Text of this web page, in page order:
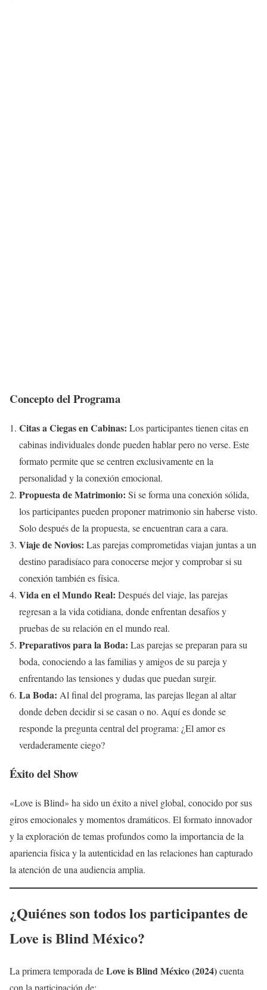
Concepto del Programa
Citas a Ciegas en Cabinas: Los participantes tienen citas en
cabinas individuales donde pueden hablar pero no verse. Este
formato permite que se centren exclusivamente en la
personalidad y la conexión emocional.
Propuesta de Matrimonio: Si se forma una conexión sólida,
los participantes pueden proponer matrimonio sin haberse visto.
Solo después de la propuesta, se encuentran cara a cara.
Viaje de Novios: Las parejas comprometidas viajan juntas a un
destino paradisíaco para conocerse mejor y comprobar si su
conexión también es física.
Vida en el Mundo Real: Después del viaje, las parejas
regresan a la vida cotidiana, donde enfrentan desafíos y
pruebas de su relación en el mundo real.
Preparativos para la Boda: Las parejas se preparan para su
boda, conociendo a las familias y amigos de su pareja y
enfrentando las tensiones y dudas que puedan surgir.
La Boda: Al final del programa, las parejas llegan al altar
donde deben decidir si se casan o no. Aquí es donde se
responde la pregunta central del programa: ¿El amor es
verdaderamente ciego?
Éxito del Show
«Love is Blind» ha sido un éxito a nivel global, conocido por sus
giros emocionales y momentos dramáticos. El formato innovador
y la exploración de temas profundos como la importancia de la
apariencia física y la autenticidad en las relaciones han capturado
la atención de una audiencia amplia.
¿Quiénes son todos los participantes de
Love is Blind México?
La primera temporada deLove is Blind México (2024)cuenta
con la participación de: